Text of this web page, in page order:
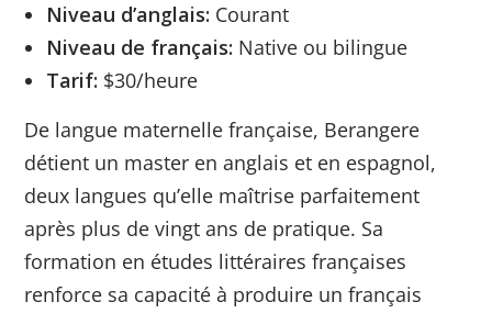
Niveau d’anglais: Courant
Niveau de français: Native ou bilingue
Tarif: $30/heure
De langue maternelle française, Berangere
détient un master en anglais et en espagnol,
deux langues qu’elle maîtrise parfaitement
après plus de vingt ans de pratique. Sa
formation en études littéraires françaises
renforce sa capacité à produire un français